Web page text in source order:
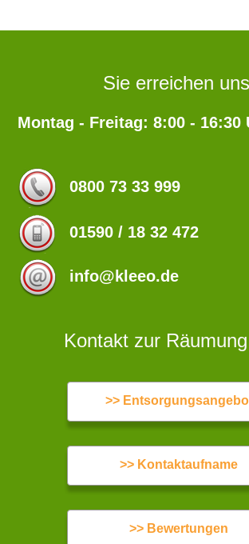
Sie erreichen
Montag - Freitag: 8:00 - 16:30
0800 73 33 999
01590 / 18 32 472
info@kleeo.de
Kontakt zur
>>
>> Kontaktaufname
>> Bewertungen